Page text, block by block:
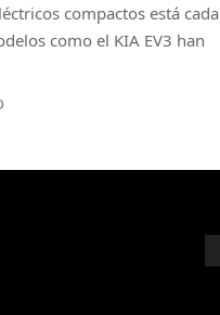
compactos está cada
como el KIA EV3 han